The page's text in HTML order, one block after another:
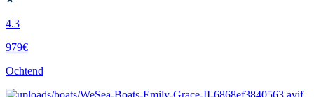
4.3
979€
Ochtend